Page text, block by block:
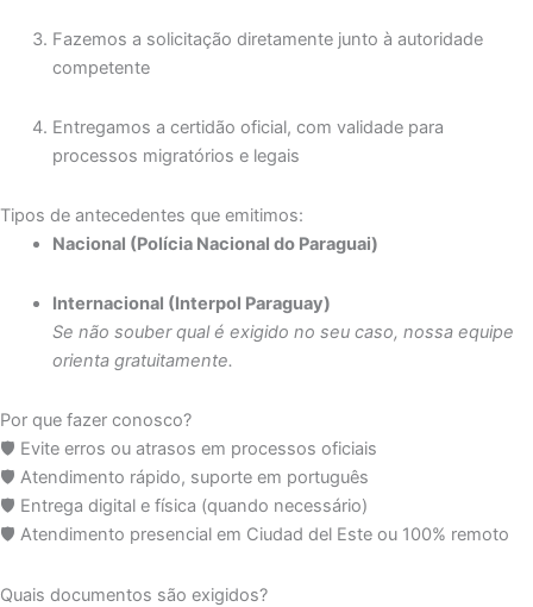
Fazemos a solicitação diretamente junto à autoridade
competente
Entregamos a certidão oficial, com validade para
processos migratórios e legais
Tipos de antecedentes que emitimos:
Nacional (Polícia Nacional do Paraguai)
Internacional (Interpol Paraguay)
Se não souber qual é exigido no seu caso, nossa equipe
orienta gratuitamente.
Por que fazer conosco?
🛡️ Evite erros ou atrasos em processos oficiais
🛡️ Atendimento rápido, suporte em português
🛡️ Entrega digital e física (quando necessário)
🛡️ Atendimento presencial em Ciudad del Este ou 100% remoto
Quais documentos são exigidos?